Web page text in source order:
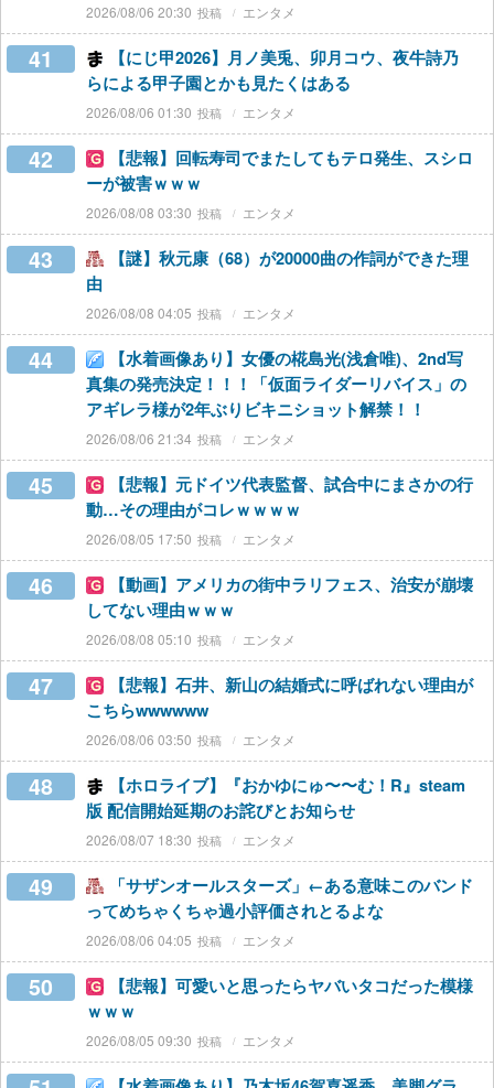
2026/08/06 20:30 エンタメ
41
【にじ甲2026】月ノ美兎、卯月コウ、夜牛詩乃
らによる甲子園とかも見たくはある
2026/08/06 01:30 エンタメ
42
【悲報】回転寿司でまたしてもテロ発生、スシロ
ーが被害ｗｗｗ
2026/08/08 03:30 エンタメ
43
【謎】秋元康（68）が20000曲の作詞ができた理
由
2026/08/08 04:05 エンタメ
44
【水着画像あり】女優の椛島光(浅倉唯)、2nd写
真集の発売決定！！！「仮面ライダーリバイス」の
アギレラ様が2年ぶりビキニショット解禁！！
2026/08/06 21:34 エンタメ
45
【悲報】元ドイツ代表監督、試合中にまさかの行
動…その理由がコレｗｗｗｗ
2026/08/05 17:50 エンタメ
46
【動画】アメリカの街中ラリフェス、治安が崩壊
してない理由ｗｗｗ
2026/08/08 05:10 エンタメ
47
【悲報】石井、新山の結婚式に呼ばれない理由が
こちらwwwwww
2026/08/06 03:50 エンタメ
48
【ホロライブ】『おかゆにゅ〜〜む！R』steam
版 配信開始延期のお詫びとお知らせ
2026/08/07 18:30 エンタメ
49
「サザンオールスターズ」←ある意味このバンド
ってめちゃくちゃ過小評価されとるよな
2026/08/06 04:05 エンタメ
50
【悲報】可愛いと思ったらヤバいタコだった模様
ｗｗｗ
2026/08/05 09:30 エンタメ